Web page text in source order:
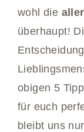
wohl die
überhaupt!
obigen 5
für euch
bleibt uns